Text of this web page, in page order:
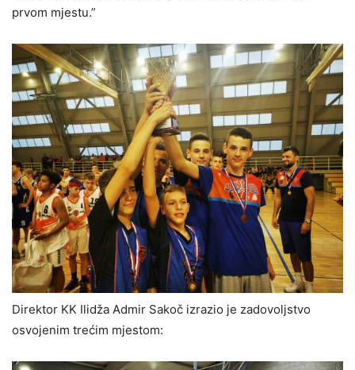
prvom mjestu.”
Direktor KK Ilidža Admir Sakoč izrazio je zadovoljstvo
osvojenim trećim mjestom: